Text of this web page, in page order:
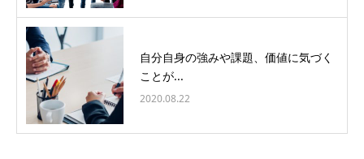
自分自身の強みや課題、価値に気づく
ことが...
2020.08.22